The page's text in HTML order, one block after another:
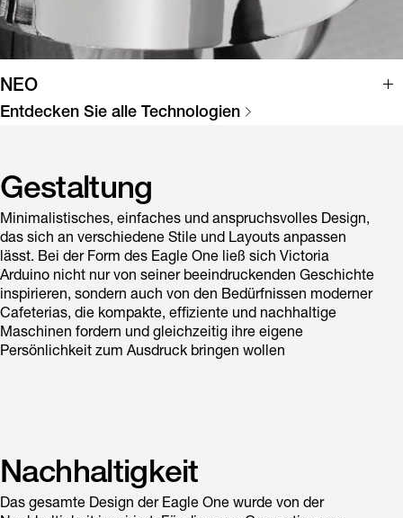
NEO
benötigte Wassermenge erhitzt wird, wodurch weniger Wasser
verbraucht wird. Produktivität und Leistung bleiben konstant,
während die Energieeffizienz steigt.
Entdecken Sie alle Technologien
Gestaltung
Minimalistisches, einfaches und anspruchsvolles Design,
das sich an verschiedene Stile und Layouts anpassen
lässt. Bei der Form des Eagle One ließ sich Victoria
Arduino nicht nur von seiner beeindruckenden Geschichte
inspirieren, sondern auch von den Bedürfnissen moderner
Cafeterias, die kompakte, effiziente und nachhaltige
Maschinen fordern und gleichzeitig ihre eigene
Persönlichkeit zum Ausdruck bringen wollen
Nachhaltigkeit
Das gesamte Design der Eagle One wurde von der